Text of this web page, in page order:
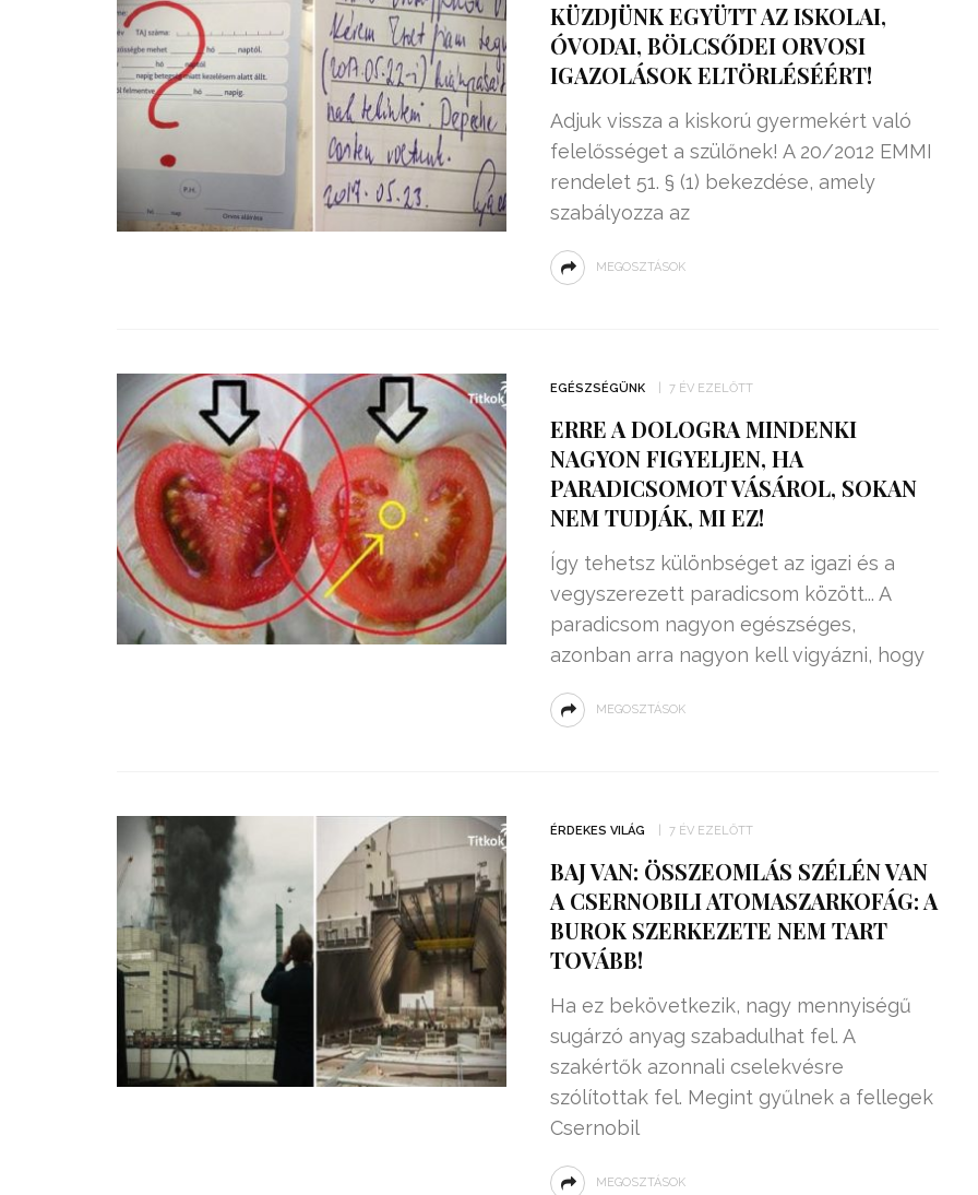
KÜZDJÜNK EGYÜTT AZ ISKOLAI,
ÓVODAI, BÖLCSŐDEI ORVOSI
IGAZOLÁSOK ELTÖRLÉSÉÉRT!
Adjuk vissza a kiskorú gyermekért való
felelősséget a szülőnek! A 20/2012 EMMI
rendelet 51. § (1) bekezdése, amely
szabályozza az
MEGOSZTÁSOK
EGÉSZSÉGÜNK 7 ÉV EZELŐTT
ERRE A DOLOGRA MINDENKI
NAGYON FIGYELJEN, HA
PARADICSOMOT VÁSÁROL, SOKAN
NEM TUDJÁK, MI EZ!
Így tehetsz különbséget az igazi és a
vegyszerezett paradicsom között... A
paradicsom nagyon egészséges,
azonban arra nagyon kell vigyázni, hogy
MEGOSZTÁSOK
ÉRDEKES VILÁG 7 ÉV EZELŐTT
BAJ VAN: ÖSSZEOMLÁS SZÉLÉN VAN
A CSERNOBILI ATOMASZARKOFÁG: A
BUROK SZERKEZETE NEM TART
TOVÁBB!
Ha ez bekövetkezik, nagy mennyiségű
sugárzó anyag szabadulhat fel. A
szakértők azonnali cselekvésre
szólítottak fel. Megint gyűlnek a fellegek
Csernobil
MEGOSZTÁSOK